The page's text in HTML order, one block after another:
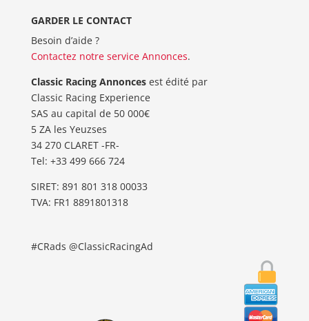
GARDER LE CONTACT
Besoin d’aide ?
Contactez notre service Annonces.
Classic Racing Annoncesest édité par
Classic Racing Experience
SAS au capital de 50 000€
5 ZA les Yeuzses
34 270 CLARET -FR-
Tel: ‭+33 499 666 724‬
SIRET: 891 801 318 00033
TVA: FR1 8891801318
#CRads @ClassicRacingAd